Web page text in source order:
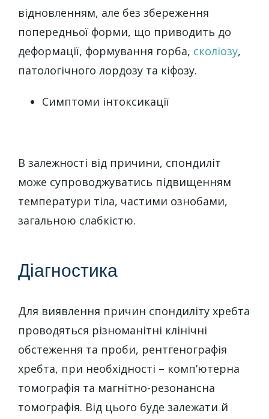
відновленням, але без збереження
попередньої форми, що приводить до
деформації, формування горба, сколіозу,
патологічного лордозу та кіфозу.
Симптоми інтоксикації
В залежності від причини, спондиліт
може супроводжуватись підвищенням
температури тіла, частими ознобами,
загальною слабкістю.
Діагностика
Для виявлення причин спондиліту хребта
проводяться різноманітні клінічні
обстеження та проби, рентгенографія
хребта, при необхідності – комп’ютерна
томографія та магнітно-резонансна
томографія. Від цього буде залежати й